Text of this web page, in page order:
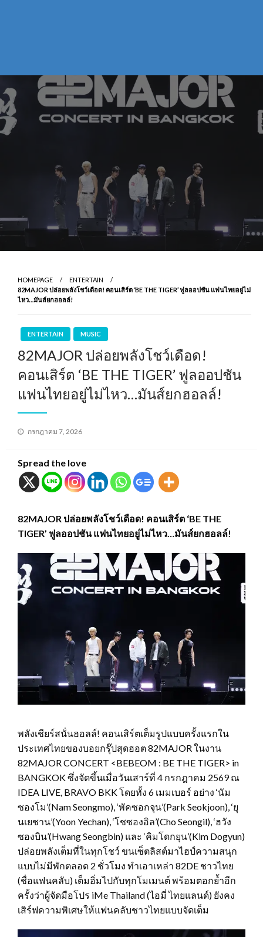
HOMEPAGE
ENTERTAIN
82MAJOR ปล่อยพลังโชว์เดือด! คอนเสิร์ต ‘BE THE TIGER’ ฟูลออปชัน แฟนไทยอยู่ไม่
ไหว…มันส์ยกฮอลล์!
ENTERTAIN MUSIC
82MAJOR ปล่อยพลังโชว์เดือด!
คอนเสิร์ต ‘BE THE TIGER’ ฟูลออปชัน
แฟนไทยอยู่ไม่ไหว…มันส์ยกฮอลล์!
Posted
กรกฎาคม 7, 2026
Spread the love
82MAJOR ปล่อยพลังโชว์เดือด! คอนเสิร์ต ‘BE THE
TIGER’ ฟูลออปชัน แฟนไทยอยู่ไม่ไหว…มันส์ยกฮอลล์!
พลังเชียร์สนั่นฮอลล์! คอนเสิร์ตเต็มรูปแบบครั้งแรกใน
ประเทศไทยของบอยกรุ๊ปสุดฮอต 82MAJOR ในงาน
82MAJOR CONCERT <BEBEOM : BE THE TIGER> in
BANGKOK ซึ่งจัดขึ้นเมื่อวันเสาร์ที่ 4 กรกฎาคม 2569 ณ
IDEA LIVE, BRAVO BKK โดยทั้ง 6 เมมเบอร์ อย่าง ‘นัม
ซองโม’(Nam Seongmo), ‘พัคซอกจุน’(Park Seokjoon), ‘ยุ
นเยชาน’(Yoon Yechan), ‘โชซองอิล’(Cho Seongil), ‘ฮวัง
ซองบิน’(Hwang Seongbin) และ ‘คิมโดกยุน’(Kim Dogyun)
ปล่อยพลังเต็มที่ในทุกโชว์ ขนเซ็ตลิสต์มาไฮป์ความสนุก
แบบไม่มีพักตลอด 2 ชั่วโมง ทำเอาเหล่า 82DE ชาวไทย
(ชื่อแฟนคลับ) เต็มอิ่มไปกับทุกโมเมนต์ พร้อมตอกย้ำอีก
ครั้งว่าผู้จัดมือโปร iMe Thailand (ไอมี่ ไทยแลนด์) ยังคง
เสิร์ฟความพิเศษให้แฟนคลับชาวไทยแบบจัดเต็ม